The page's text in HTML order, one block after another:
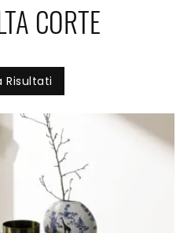
CORTE
Risultati